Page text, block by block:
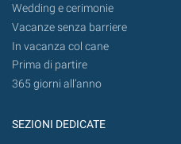
Wedding e cerimonie
Vacanze senza barriere
In vacanza col cane
Prima di partire
365 giorni all’anno
SEZIONI DEDICATE